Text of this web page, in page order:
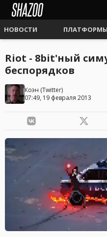
НОВОСТИ ПЛАТФОРМЫ
Riot - 8bit'ный
беспорядков
Коэн (Twitter)
07:49, 19 февраля 2013